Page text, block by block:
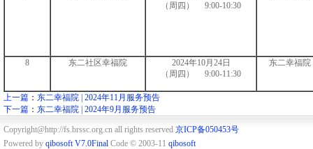
（周四） 9:00-10:30
8 东二社区幸福院
2024年10月24日
（周四） 9:00-11:30
东二幸福院
上一篇 ： 东二幸福院 | 2024年11月服务预告
下一篇 ： 东二幸福院 | 2024年9月服务预告
Copyright@http://fs.brssc.org.cn all rights reserved 京ICP备050453号
Powered by qibosoft V7.0Final Code © 2003-11 qibosoft